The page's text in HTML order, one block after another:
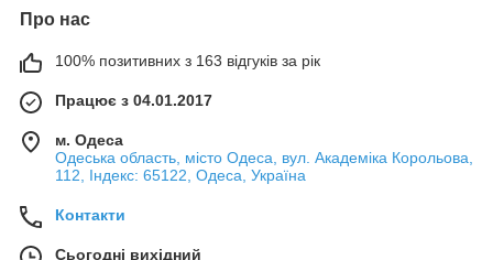
Про нас
100% позитивних з 163 відгуків за рік
Працює з 04.01.2017
м. Одеса
Одеська область, місто Одеса, вул. Академіка Корольова,
112, Індекс: 65122, Одеса, Україна
Контакти
Сьогодні вихідний